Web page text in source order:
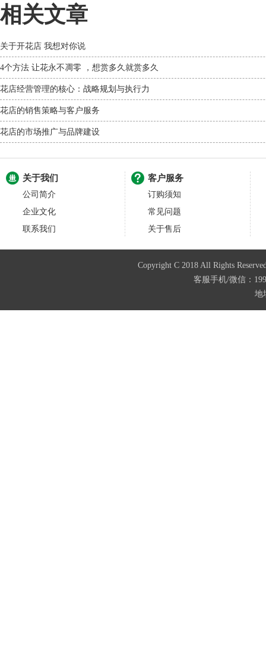
相关文章
关于开花店 我想对你说
4个方法 让花永不凋零 ，想赏多久就赏多久
花店经营管理的核心：战略规划与执行力
花店的销售策略与客户服务
花店的市场推广与品牌建设
关于我们
公司简介
企业文化
联系我们
客户服务
订购须知
常见问题
关于售后
Copyright C 2018 All Rights
客服手机/微信：
地